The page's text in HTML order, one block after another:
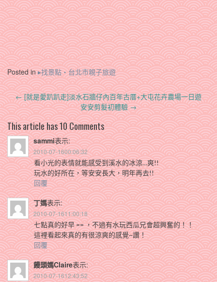
Posted in▸找景點‧台北市親子旅遊
Post
navigation
←[就是愛趴趴走]淡水石牆仔內百年古厝+大屯花卉農場一日遊
安安剪髮初體驗→
This article has 10 Comments
sammi表示:
2010-07-1600:06:32
看小光的表情就能感受到溪水的冰涼…爽!!
玩水的好所在，等安安長大，明年再去!!
回覆
丁媽表示:
2010-07-1611:00:18
七點真的好早 == ，不過有水玩西瓜兄會超興奮的！！
這裡看起來真的有很涼爽的感覺~讚！
回覆
饅頭媽Claire表示:
2010-07-1612:43:52